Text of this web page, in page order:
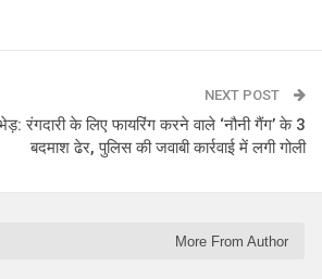
NEXT POST
रंगदारी के लिए फायरिंग करने वाले ‘नौनी गैंग’ के 3
बदमाश ढेर, पुलिस की जवाबी कार्रवाई में लगी गोली
More From Author